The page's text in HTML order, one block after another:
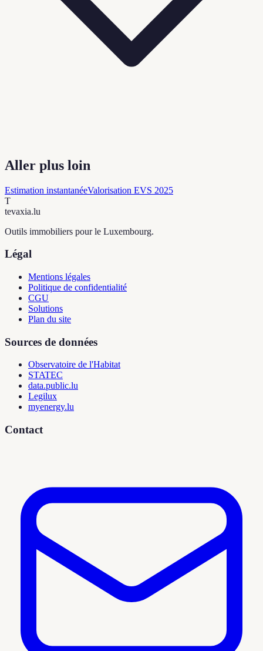
Aller plus loin
Estimation instantanéeValorisation EVS 2025
T
tevaxia.lu
Outils immobiliers pour le Luxembourg.
Légal
Mentions légales
Politique de confidentialité
CGU
Solutions
Plan du site
Sources de données
Observatoire de l'Habitat
STATEC
data.public.lu
Legilux
myenergy.lu
Contact